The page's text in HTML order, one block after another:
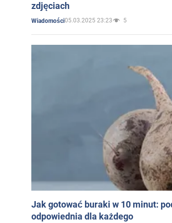
zdjęciach
Wiadomości05.03.2025 23:23 5
Jak gotować buraki w 10 minut:
odpowiednia dla każdego